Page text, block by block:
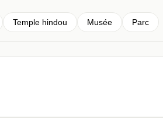
Temple hindou Musée Parc